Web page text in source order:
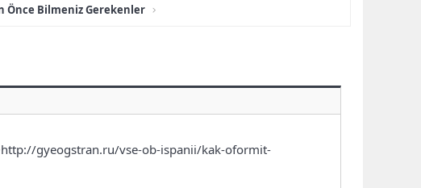
Önce Bilmeniz Gerekenler
http://gyeogstran.ru/vse-ob-ispanii/kak-oformit-